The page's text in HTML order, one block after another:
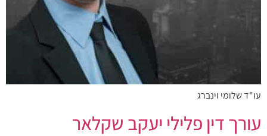
עו"ד שלומי וינברג
עורך דין פלילי יעקב שקלאר